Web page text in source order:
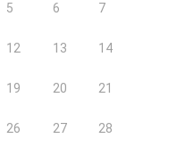
5 6 7
12 13 14
19 20 21
26 27 28